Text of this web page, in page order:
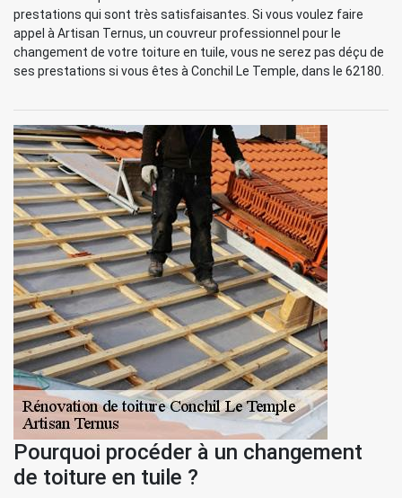
prestations qui sont très satisfaisantes. Si vous voulez faire
appel à Artisan Ternus, un couvreur professionnel pour le
changement de votre toiture en tuile, vous ne serez pas déçu de
ses prestations si vous êtes à Conchil Le Temple, dans le 62180.
Pourquoi procéder à un changement
de toiture en tuile ?